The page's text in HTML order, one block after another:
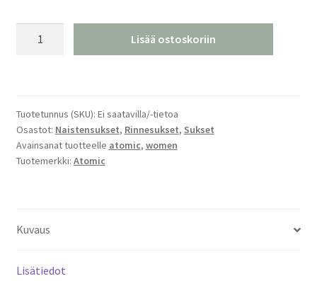
Lisää ostoskoriin
Tuotetunnus (SKU): Ei saatavilla/-tietoa
Osastot: Naistensukset, Rinnesukset, Sukset
Avainsanat tuotteelle atomic, women
Tuotemerkki: Atomic
Kuvaus
Lisätiedot